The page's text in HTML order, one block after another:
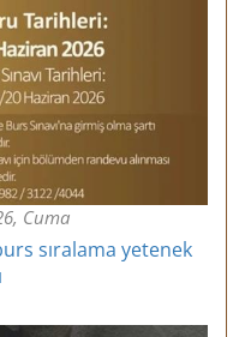
Cuma
sıralama yetenek